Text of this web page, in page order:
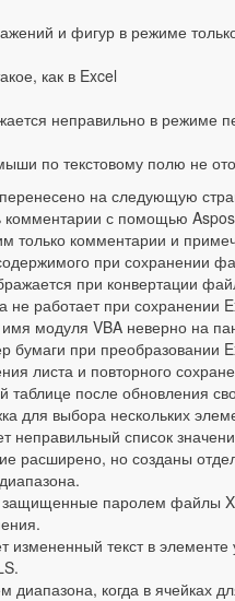
и фигур в режиме
как в Excel
неправильно в режиме
по текстовому полю не
на следующую
комментарии с помощью
только комментарии и
при сохранении
при конвертации
не работает при сохранении
модуля VBA неверно на
бумаги при преобразовании
листа и повторного
после обновления
для выбора нескольких
неправильный список
расширено, но созданы
защищенные паролем файлы
измененный текст в
диапазона, когда в ячейках